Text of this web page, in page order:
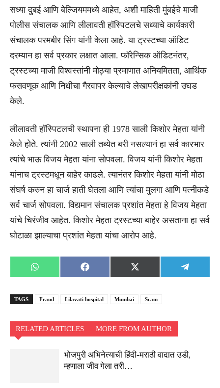
सध्या दुबई आणि बेल्जियममध्ये आहेत, अशी माहिती मुंबईचे माजी
पोलीस संचालक आणि लीलावती हॉस्पिटलचे सध्याचे कार्यकारी
संचालक परमबीर सिंग यांनी केला आहे. या ट्रस्टच्या ऑडिट
दरम्यान हा सर्व प्रकार लक्षात आला. फॉरेन्सिक ऑडिटनंतर,
ट्रस्टच्या माजी विश्वस्तांनी मोठ्या प्रमाणात अनियमितता, आर्थिक
फसवणूक आणि निधीचा गैरवापर केल्याचे लेखापरीक्षकांनी उघड
केले.
लीलावती हॉस्पिटलची स्थापना ही 1978 साली किशोर मेहता यांनी
केले होते. त्यांनी 2002 साली तब्येत बरी नसल्यानं हा सर्व कारभार
त्यांचे भाऊ विजय मेहता यांना सोपवला. विजय यांनी किशोर मेहता
यांनाच ट्रस्टमधून बाहेर काढले. त्यानंतर किशोर मेहता यांनी मोठा
संघर्ष करुन हा चार्ज हाती घेतला आणि त्यांचा मुलगा आणि पत्नीकडे
सर्व चार्ज सोपवला. विद्यमान संचालक प्रशांत मेहता हे विजय मेहता
यांचे चिरंजीव आहेत. किशोर मेहता ट्रस्टच्या बाहेर असताना हा सर्व
घोटाळा झाल्याचा प्रशांत मेहता यांचा आरोप आहे.
Share
on
WhatsApp
Share
on
Facebook
Share
on
X
(Twitter)
Share
on
TAGS Fraud Lilavati hospital Mumbai Scam
RELATED ARTICLES MORE FROM AUTHOR
भोजपुरी अभिनेत्याची हिंदी-मराठी वादात उडी,
म्हणाला जीव गेला तरी…